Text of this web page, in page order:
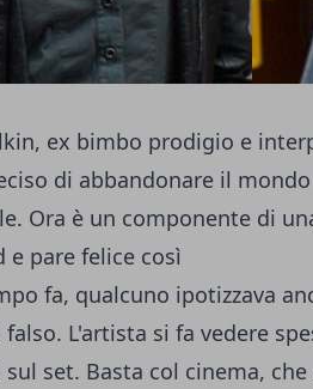
ex bimbo prodigio e
di abbandonare il
Ora è un componente di
e pare felice così
fa, qualcuno ipotizzava
L'artista si fa vedere
sul set. Basta col cinema,